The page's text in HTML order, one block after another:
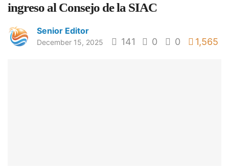
ingreso al Consejo de la SIAC
Senior Editor
December 15, 2025 141 0 0 1,565